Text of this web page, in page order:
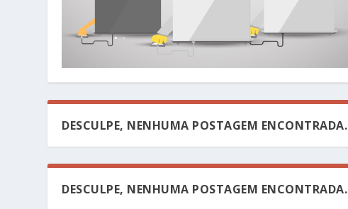
DESCULPE, NENHUMA POSTAGEM ENCONTRADA.
DESCULPE, NENHUMA POSTAGEM ENCONTRADA.